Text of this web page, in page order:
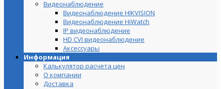
Видеонаблюдение
Видеонаблюдение HIKVISION
Видеонаблюдение HiWatch
IP видеонаблюдение
HD CVI видеонаблюдение
Аксессуары
Информация
Калькулятор расчета цен
О компании
Доставка